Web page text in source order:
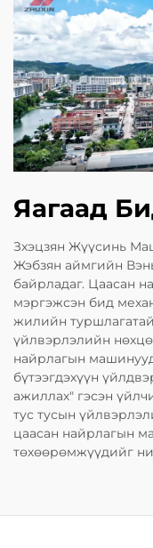
Яагаад
Зхэцзян Жүүсинь
Жэбзян аймгийн
байрладаг. Цаасан
мэргэжсэн бид
жилийн
үйлвэрлэлийн
найрлагын
бүтээгдэхүүн
ажиллах" гэсэн
тус тусын
цаасан найрлагын
төхөөрөмжүүдийг